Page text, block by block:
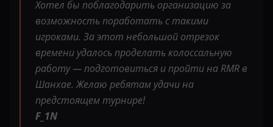
Хотел бы поблагодарить организацию за
возможность поработать с такими
игроками. За этот небольшой отрезок
времени удалось проделать колоссальную
работу — подготовиться и пройти на RMR в
Шанхае. Желаю ребятам удачи на
предстоящем турнире!
F_1N